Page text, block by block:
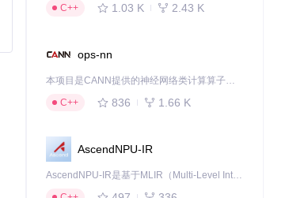
C++
1.03 K 2.43 K
ops-nn
本项目是CANN提供的神经网络类计算算子库，实现网络在NPU上加速计算。
C++
836 1.66 K
AscendNPU-IR
AscendNPU-IR是基于MLIR（Multi-Level Intermediate Representation）构建的，面向昇腾亲和算子编译时使用的中间表示，提供昇腾完备表达能力，通过编译优化提升昇腾AI处理器计算效率，支持通过生态框架使能昇腾AI处理器与深度调优